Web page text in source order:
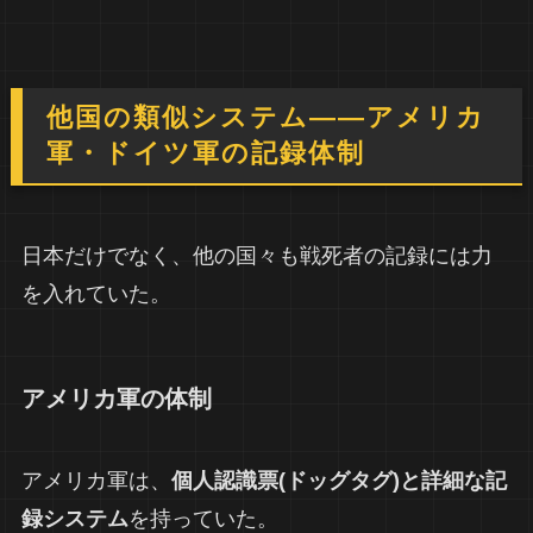
他国の類似システム――アメリカ
軍・ドイツ軍の記録体制
日本だけでなく、他の国々も戦死者の記録には力
を入れていた。
アメリカ軍の体制
アメリカ軍は、 個人認識票(ドッグタグ)と詳細な記
録システムを持っていた。